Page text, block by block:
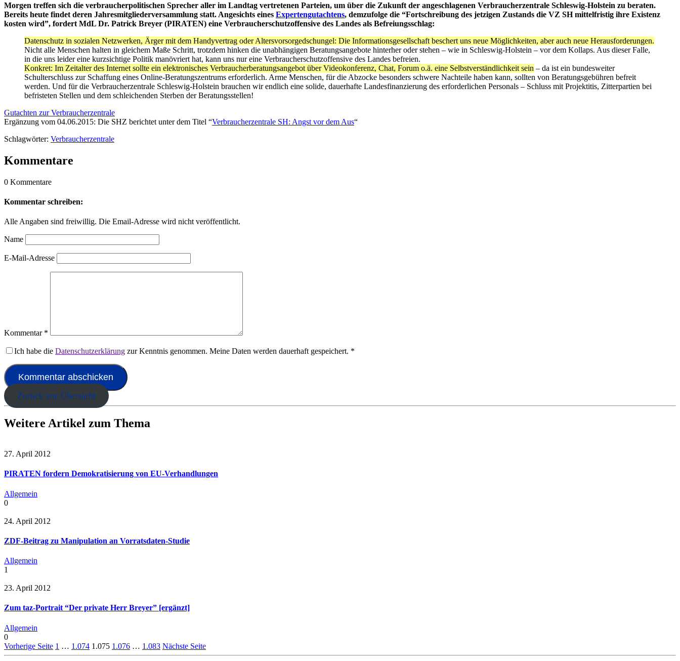
Morgen treffen sich die verbraucherpolitischen Sprecher aller im Landtag vertretenen Parteien, um über die Zukunft der angeschlagenen Verbraucherzentrale Schleswig-Holstein zu beraten.
Bereits heute findet deren Jahresmitgliederversammlung statt. Angesichts eines Expertengutachtens, demzufolge die “Fortschreibung des jetzigen Zustands die VZ SH mittelfristig ihre Existenz
kosten wird”, fordert MdL Dr. Patrick Breyer (PIRATEN) eine Verbraucherschutzoffensive des Landes als Befreiungsschlag:
Datenschutz in sozialen Netzwerken, Ärger mit dem Handyvertrag oder Altersvorsorgedschungel: Die Informationsgesellschaft beschert uns neue Möglichkeiten, aber auch neue Herausforderungen.
Nicht alle Menschen halten in gleichem Maße Schritt, trotzdem hinken die unabhängigen Beratungsangebote hinterher oder stehen – wie in Schleswig-Holstein – vor dem Kollaps. Aus dieser Falle,
in die uns leider eine kurzsichtige Politik manövriert hat, kann uns nur eine Verbraucherschutzoffensive des Landes befreien.
Konkret: Im Zeitalter des Internet sollte ein elektronisches Verbraucherberatungsangebot über Videokonferenz, Chat, Forum o.ä. eine Selbstverständlichkeit sein – da ist ein bundesweiter
Schulterschluss zur Schaffung eines Online-Beratungszentrums erforderlich. Arme Menschen, für die Abzocke besonders schwere Nachteile haben kann, sollten von Beratungsgebühren befreit
werden. Und für die Verbraucherzentrale Schleswig-Holstein brauchen wir endlich eine solide, dauerhafte Landesfinanzierung des erforderlichen Personals – Schluss mit Projektitis, Zitterpartien bei
befristeten Stellen und dem schleichenden Sterben der Beratungsstellen!
Gutachten zur Verbraucherzentrale
Ergänzung vom 04.06.2015: Die SHZ berichtet unter dem Titel “Verbraucherzentrale SH: Angst vor dem Aus“
Schlagwörter: Verbraucherzentrale
Kommentare
0 Kommentare
Kommentar schreiben:
Alle Angaben sind freiwillig. Die Email-Adresse wird nicht veröffentlicht.
Name
E-Mail-Adresse
Kommentar *
Ich habe die Datenschutzerklärung zur Kenntnis genommen. Meine Daten werden dauerhaft gespeichert. *
Zurück zur Übersicht
Weitere Artikel zum Thema
27. April 2012
PIRATEN fordern Demokratisierung von EU-Verhandlungen
Allgemein
0
24. April 2012
ZDF-Beitrag zu Manipulation an Vorratsdaten-Studie
Allgemein
1
23. April 2012
Zum taz-Portrait “Der private Herr Breyer” [ergänzt]
Allgemein
0
Vorherige Seite 1 … 1.074 1.075 1.076 … 1.083 Nächste Seite